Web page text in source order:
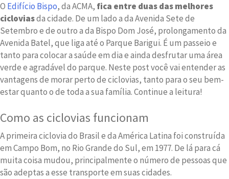
O Edifício Bispo, da ACMA, fica entre duas das melhores
cicloviasda cidade. De um lado a da Avenida Sete de
Setembro e de outro a da Bispo Dom José, prolongamento da
Avenida Batel, que liga até o Parque Barigui. É um passeio e
tanto para colocar a saúde em dia e ainda desfrutar uma área
verde e agradável do parque. Neste post você vai entender as
vantagens de morar perto de ciclovias, tanto para o seu bem-
estar quanto o de toda a sua família. Continue a leitura!
Como as ciclovias funcionam
A primeira ciclovia do Brasil e da América Latina foi construída
em Campo Bom, no Rio Grande do Sul, em 1977. De lá para cá
muita coisa mudou, principalmente o número de pessoas que
são adeptas a esse transporte em suas cidades.